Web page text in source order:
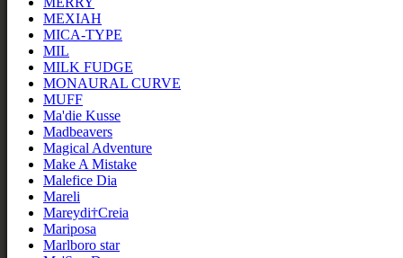
MEXIAH
MICA-TYPE
MIL
MILK FUDGE
MONAURAL CURVE
MUFF
Ma'die Kusse
Madbeavers
Magical Adventure
Make A Mistake
Malefice Dia
Mareli
Mareydi†Creia
Mariposa
Marlboro star